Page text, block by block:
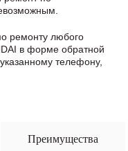
ремонту любого
в формe обратной
телефону,
Преимущества